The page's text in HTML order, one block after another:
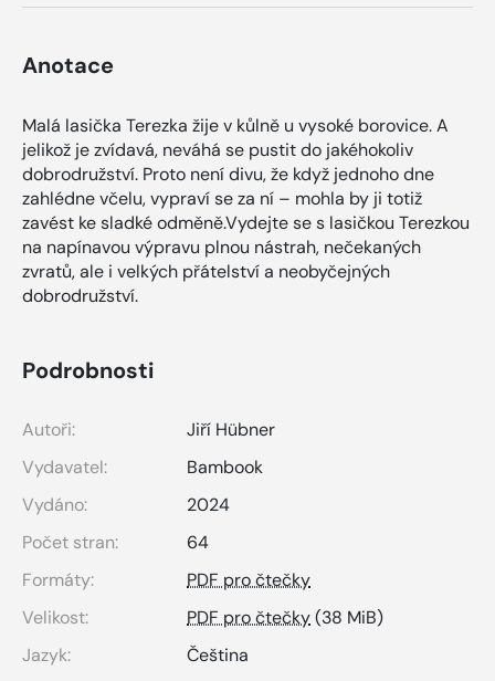
Anotace
Malá lasička Terezka žije v kůlně u vysoké borovice. A
jelikož je zvídavá, neváhá se pustit do jakéhokoliv
dobrodružství. Proto není divu, že když jednoho dne
zahlédne včelu, vypraví se za ní – mohla by ji totiž
zavést ke sladké odměně.Vydejte se s lasičkou Terezkou
na napínavou výpravu plnou nástrah, nečekaných
zvratů, ale i velkých přátelství a neobyčejných
dobrodružství.
Podrobnosti
Autoři:
Jiří Hübner
Vydavatel:
Bambook
Vydáno:
2024
Počet stran:
64
Formáty:
PDF pro čtečky
Velikost:
PDF pro čtečky(38 MiB)
Jazyk:
Čeština